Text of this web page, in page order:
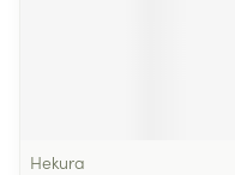
Hekura